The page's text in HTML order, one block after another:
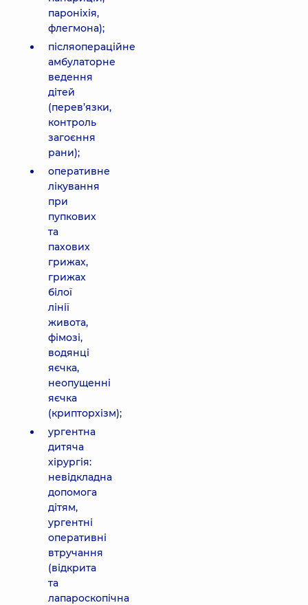
пароніхія,
флегмона);
післяопераційне
амбулаторне
ведення
дітей
(перев’язки,
контроль
загоєння
рани);
оперативне
лікування
при
пупкових
та
пахових
грижах,
грижах
білої
лінії
живота,
фімозі,
водянці
яєчка,
неопущенні
яєчка
(крипторхізм);
ургентна
дитяча
хірургія:
невідкладна
допомога
дітям,
ургентні
оперативні
втручання
(відкрита
та
лапароскопічна